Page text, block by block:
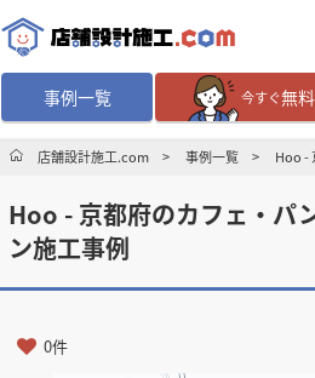
事例一覧 今すぐ無
無料相談
デザイン設計・施工業者を探す
店舗・商業施設の施工事例を探す
マッチング案件一覧
店舗設計施工.com 事例一覧 Hoo -
Hoo - 京都府のカフェ・パ
ン施工事例
0件